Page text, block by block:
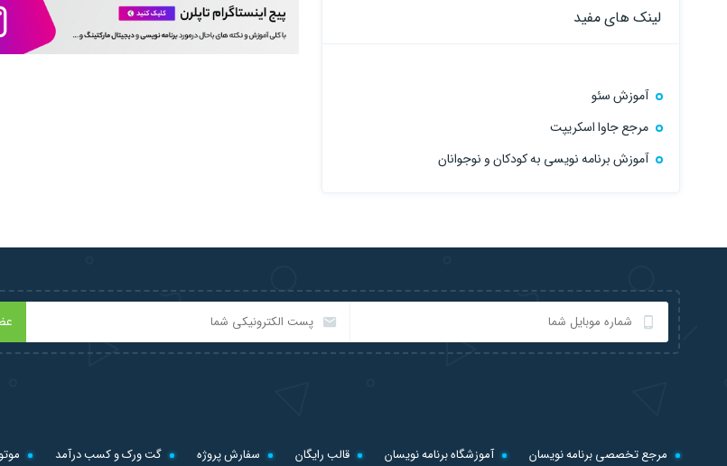
لینک های مفید
آموزش سئو
مرجع جاوا اسکریپت
آموزش برنامه نویسی به کودکان و نوجوانان
مرجع تخصصی برنامه نویسان آموزشگاه برنامه نویسان قالب رایگان سفارش پروژه گت ورک و کسب درآمد